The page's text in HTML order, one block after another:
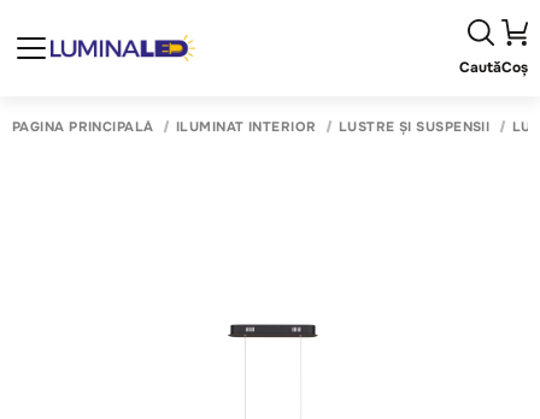
CautăCoș
PAGINA PRINCIPALĂ ILUMINAT INTERIOR LUSTRE ȘI SUSPENSII